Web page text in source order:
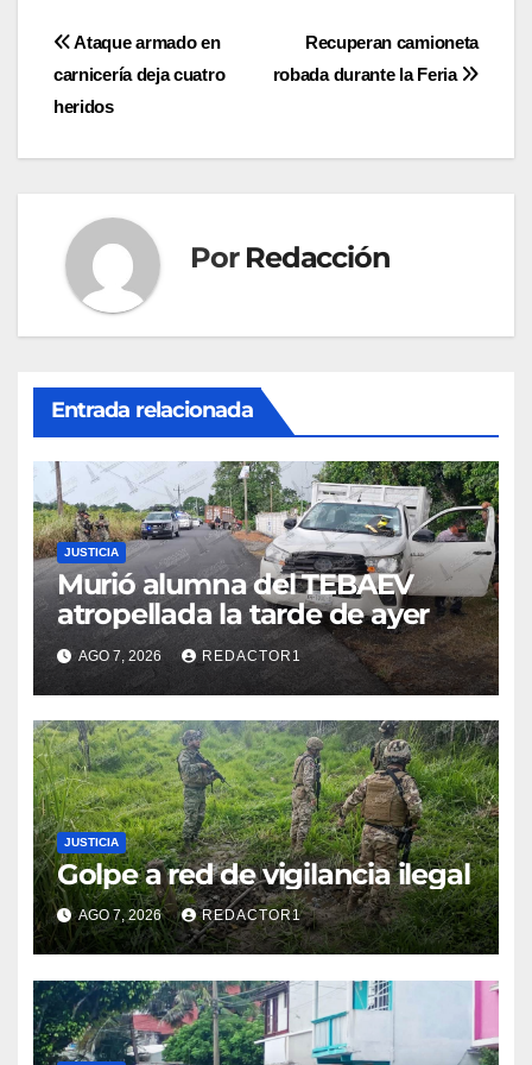
Navegación
de
entradas
Recuperan camioneta
robada durante la Feria
Ataque armado en
carnicería deja cuatro
heridos
Por Redacción
Entrada relacionada
JUSTICIA
Murió alumna del TEBAEV
atropellada la tarde de ayer
AGO 7, 2026 REDACTOR1
JUSTICIA
Golpe a red de vigilancia ilegal
AGO 7, 2026 REDACTOR1